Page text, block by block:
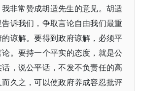
非常赞成胡适先生的意见。胡适
诉我们，争取言论自由我们最重
谅解。要得到政府谅解，必须平
。要持一个平实的态度，就是公
，说公平话，不发不负责任的高
久之，可以使政府养成容忍批评